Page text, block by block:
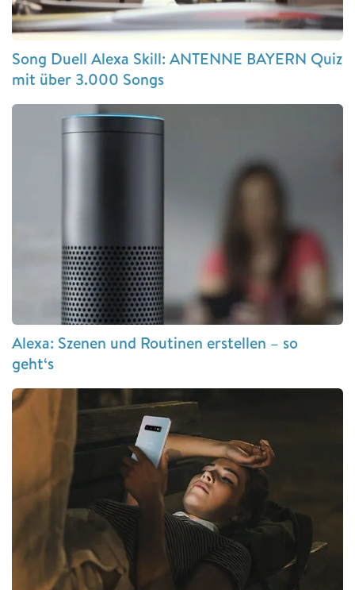
Song Duell Alexa Skill: ANTENNE BAYERN Quiz
mit über 3.000 Songs
Alexa: Szenen und Routinen erstellen – so
geht‘s